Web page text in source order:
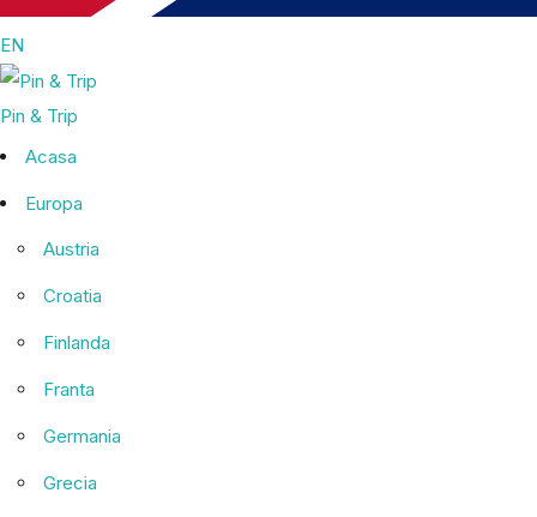
EN
Pin & Trip
Acasa
Europa
Austria
Croatia
Finlanda
Franta
Germania
Grecia